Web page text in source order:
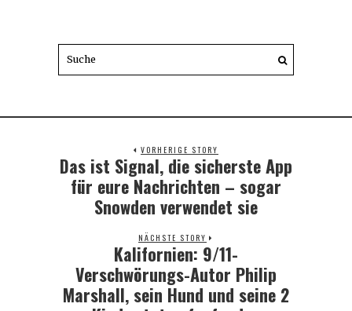
VORHERIGE STORY
Previous
post:
Das ist Signal, die sicherste App
für eure Nachrichten – sogar
Snowden verwendet sie
NÄCHSTE STORY
Next
post:
Kalifornien: 9/11-
Verschwörungs-Autor Philip
Marshall, sein Hund und seine 2